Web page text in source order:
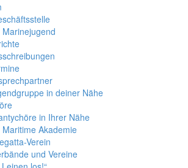
in deiner Nähe
in Ihrer Nähe
Maritime Akademie
Verein
und Vereine